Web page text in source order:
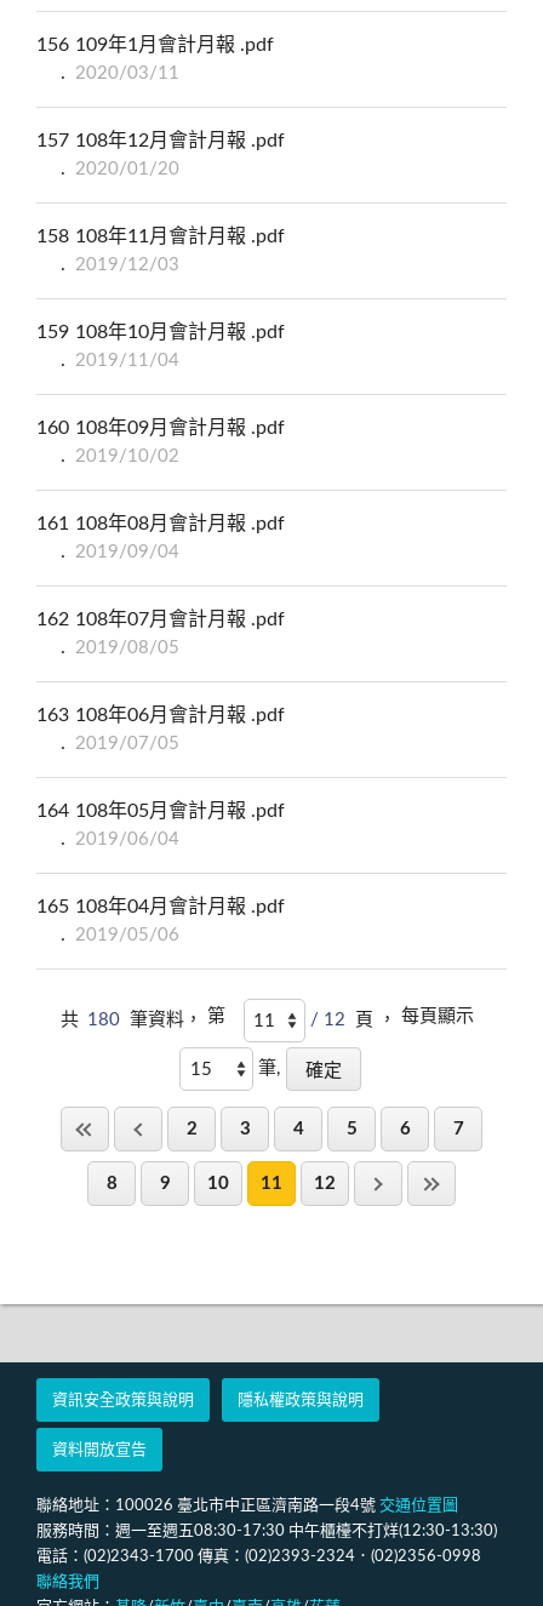
156 109年1月會計月報 .pdf
2020/03/11
157 108年12月會計月報 .pdf
2020/01/20
158 108年11月會計月報 .pdf
2019/12/03
159 108年10月會計月報 .pdf
2019/11/04
160 108年09月會計月報 .pdf
2019/10/02
161 108年08月會計月報 .pdf
2019/09/04
162 108年07月會計月報 .pdf
2019/08/05
163 108年06月會計月報 .pdf
2019/07/05
164 108年05月會計月報 .pdf
2019/06/04
165 108年04月會計月報 .pdf
2019/05/06
共 180 筆資料， 第 / 12 頁 ， 每頁顯示
筆,
2 3 4 5 6 7
8 9 10 11 12
資訊安全政策與說明 隱私權政策與說明
資料開放宣告
聯絡地址：100026 臺北市中正區濟南路一段4號 交通位置圖
服務時間：週一至週五08:30-17:30 中午櫃檯不打烊(12:30-13:30)
電話：(02)2343-1700 傳真：(02)2393-2324．(02)2356-0998
聯絡我們